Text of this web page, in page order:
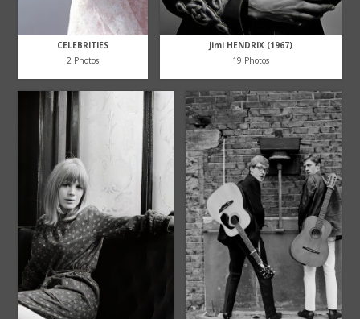
CELEBRITIES
2 Photos
Jimi HENDRIX (1967)
19 Photos